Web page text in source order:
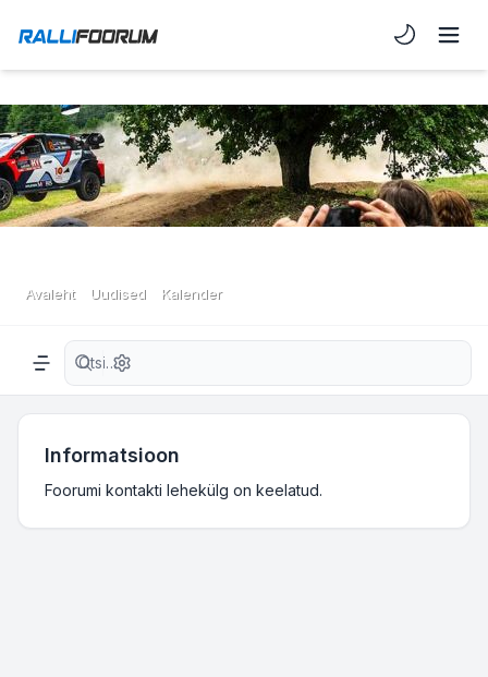
Light/Dark
Avaleht Uudised Kalender
Navigation menu
Täiendatud otsing
Informatsioon
Foorumi kontakti lehekülg on keelatud.